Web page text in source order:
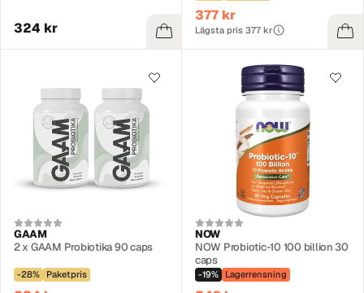
324 kr
377 kr
Lägsta pris 377 kr
GAAM
2 x GAAM Probiotika 90 caps
-28% Paketpris
NOW
NOW Probiotic-10 100 billion 30
caps
-19% Lagerrensning